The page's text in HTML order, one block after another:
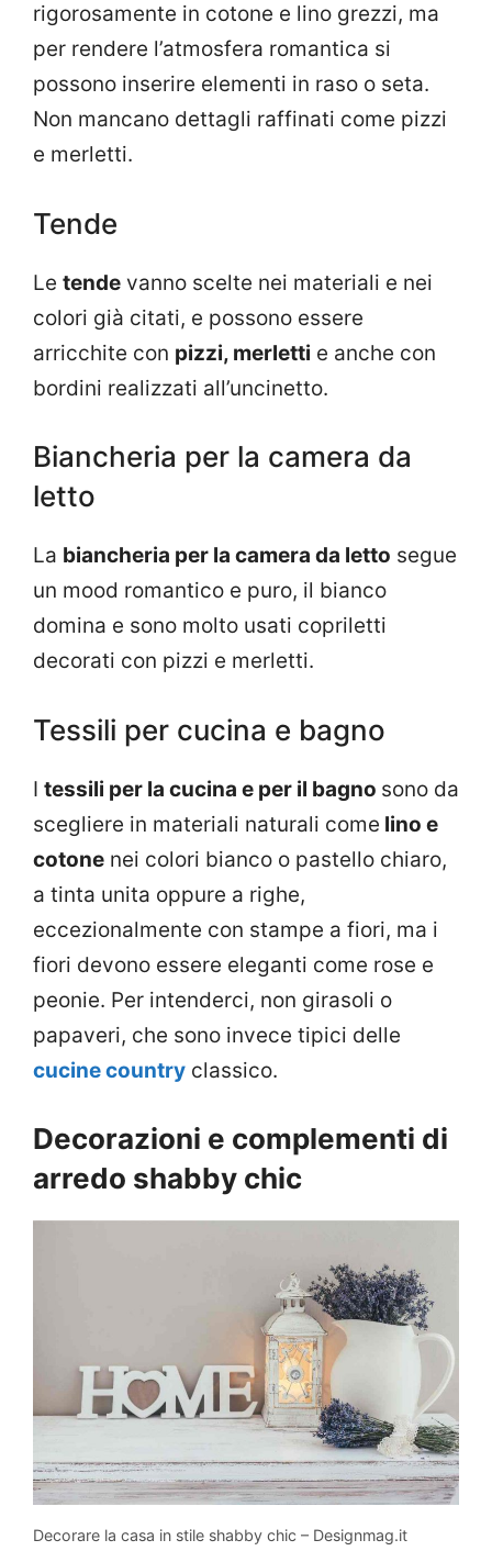
rigorosamente in cotone e lino grezzi, ma
per rendere l’atmosfera romantica si
possono inserire elementi in raso o seta.
Non mancano dettagli raffinati come pizzi
e merletti.
Tende
Le tende vanno scelte nei materiali e nei
colori già citati, e possono essere
arricchite con pizzi, merletti e anche con
bordini realizzati all’uncinetto.
Biancheria per la camera da
letto
La biancheria per la camera da letto segue
un mood romantico e puro, il bianco
domina e sono molto usati copriletti
decorati con pizzi e merletti.
Tessili per cucina e bagno
I tessili per la cucina e per il bagno sono da
scegliere in materiali naturali come lino e
cotone nei colori bianco o pastello chiaro,
a tinta unita oppure a righe,
eccezionalmente con stampe a fiori, ma i
fiori devono essere eleganti come rose e
peonie. Per intenderci, non girasoli o
papaveri, che sono invece tipici delle
cucine country classico.
Decorazioni e complementi di
arredo shabby chic
Decorare la casa in stile shabby chic – Designmag.it